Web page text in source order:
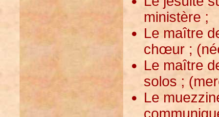
ministère ;
Le maître
chœur ;
Le maître
solos ;
Le